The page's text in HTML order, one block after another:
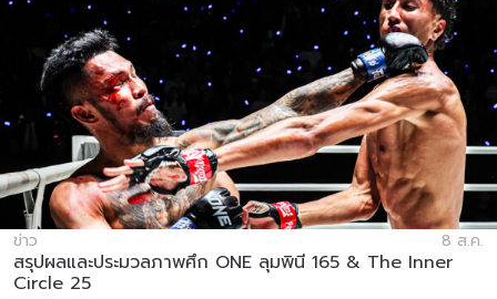
ข่าว 8 ส.ค.
สรุปผลและประมวลภาพศึก ONE ลุมพินี 165 & The Inner
Circle 25